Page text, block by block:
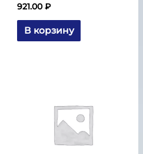
921.00₽
В корзину